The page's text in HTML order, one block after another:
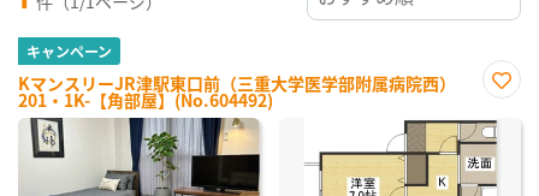
キャンペーン
KマンスリーJR津駅東口前（三重大学医学部附属病院西）
201・1K-【角部屋】(No.604492)
に入
り登
録